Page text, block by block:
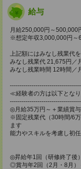
給与
月給250,000円～500,000
※想定年収3,000,000円～
上記額にはみなし残業代
みなし残業代 21,675円／
みなし残業時間 12時間／
≪経験者の方は以下とな
◎月給35万円～＋業績賞
※固定残業代（30時間/6
ます
能力やスキルを考慮し初
◎昇給年1回（研修終了後）
◎賞与年2回（2月・8月）